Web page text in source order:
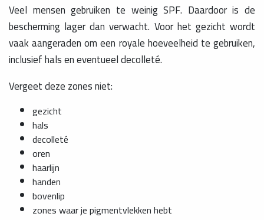
Veel mensen gebruiken te weinig SPF. Daardoor is de
bescherming lager dan verwacht. Voor het gezicht wordt
vaak aangeraden om een royale hoeveelheid te gebruiken,
inclusief hals en eventueel decolleté.
Vergeet deze zones niet:
gezicht
hals
decolleté
oren
haarlijn
handen
bovenlip
zones waar je pigmentvlekken hebt